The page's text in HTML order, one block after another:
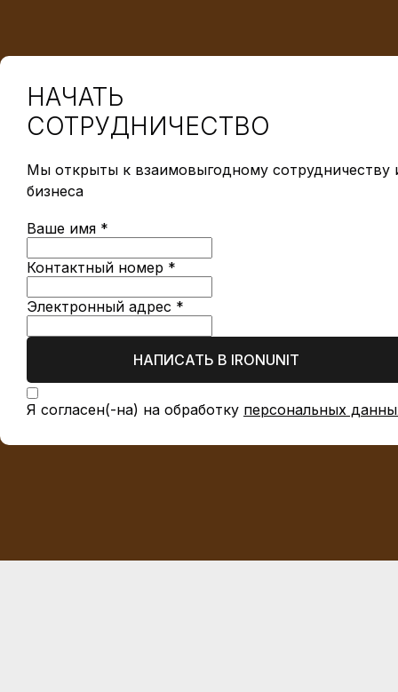
НАЧАТЬ
СОТРУДНИЧЕСТВО
Мы открыты к взаимовыгодному сотрудничеству
бизнеса
Ваше имя *
Контактный номер *
Электронный адрес *
НАПИСАТЬ В IRONUNIT
Я согласен(-на) на обработку персональных